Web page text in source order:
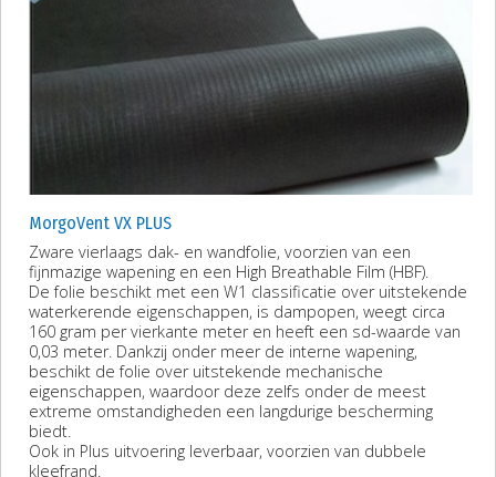
MorgoVent VX PLUS
Zware vierlaags dak- en wandfolie, voorzien van een
fijnmazige wapening en een High Breathable Film (HBF).
De folie beschikt met een W1 classificatie over uitstekende
waterkerende eigenschappen, is dampopen, weegt circa
160 gram per vierkante meter en heeft een sd-waarde van
0,03 meter. Dankzij onder meer de interne wapening,
beschikt de folie over uitstekende mechanische
eigenschappen, waardoor deze zelfs onder de meest
extreme omstandigheden een langdurige bescherming
biedt.
Ook in Plus uitvoering leverbaar, voorzien van dubbele
kleefrand.